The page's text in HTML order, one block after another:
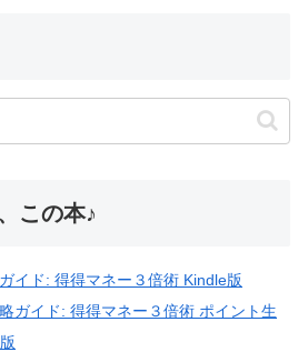
この本♪
イド: 得得マネー３倍術 Kindle版
ガイド: 得得マネー３倍術 ポイント生